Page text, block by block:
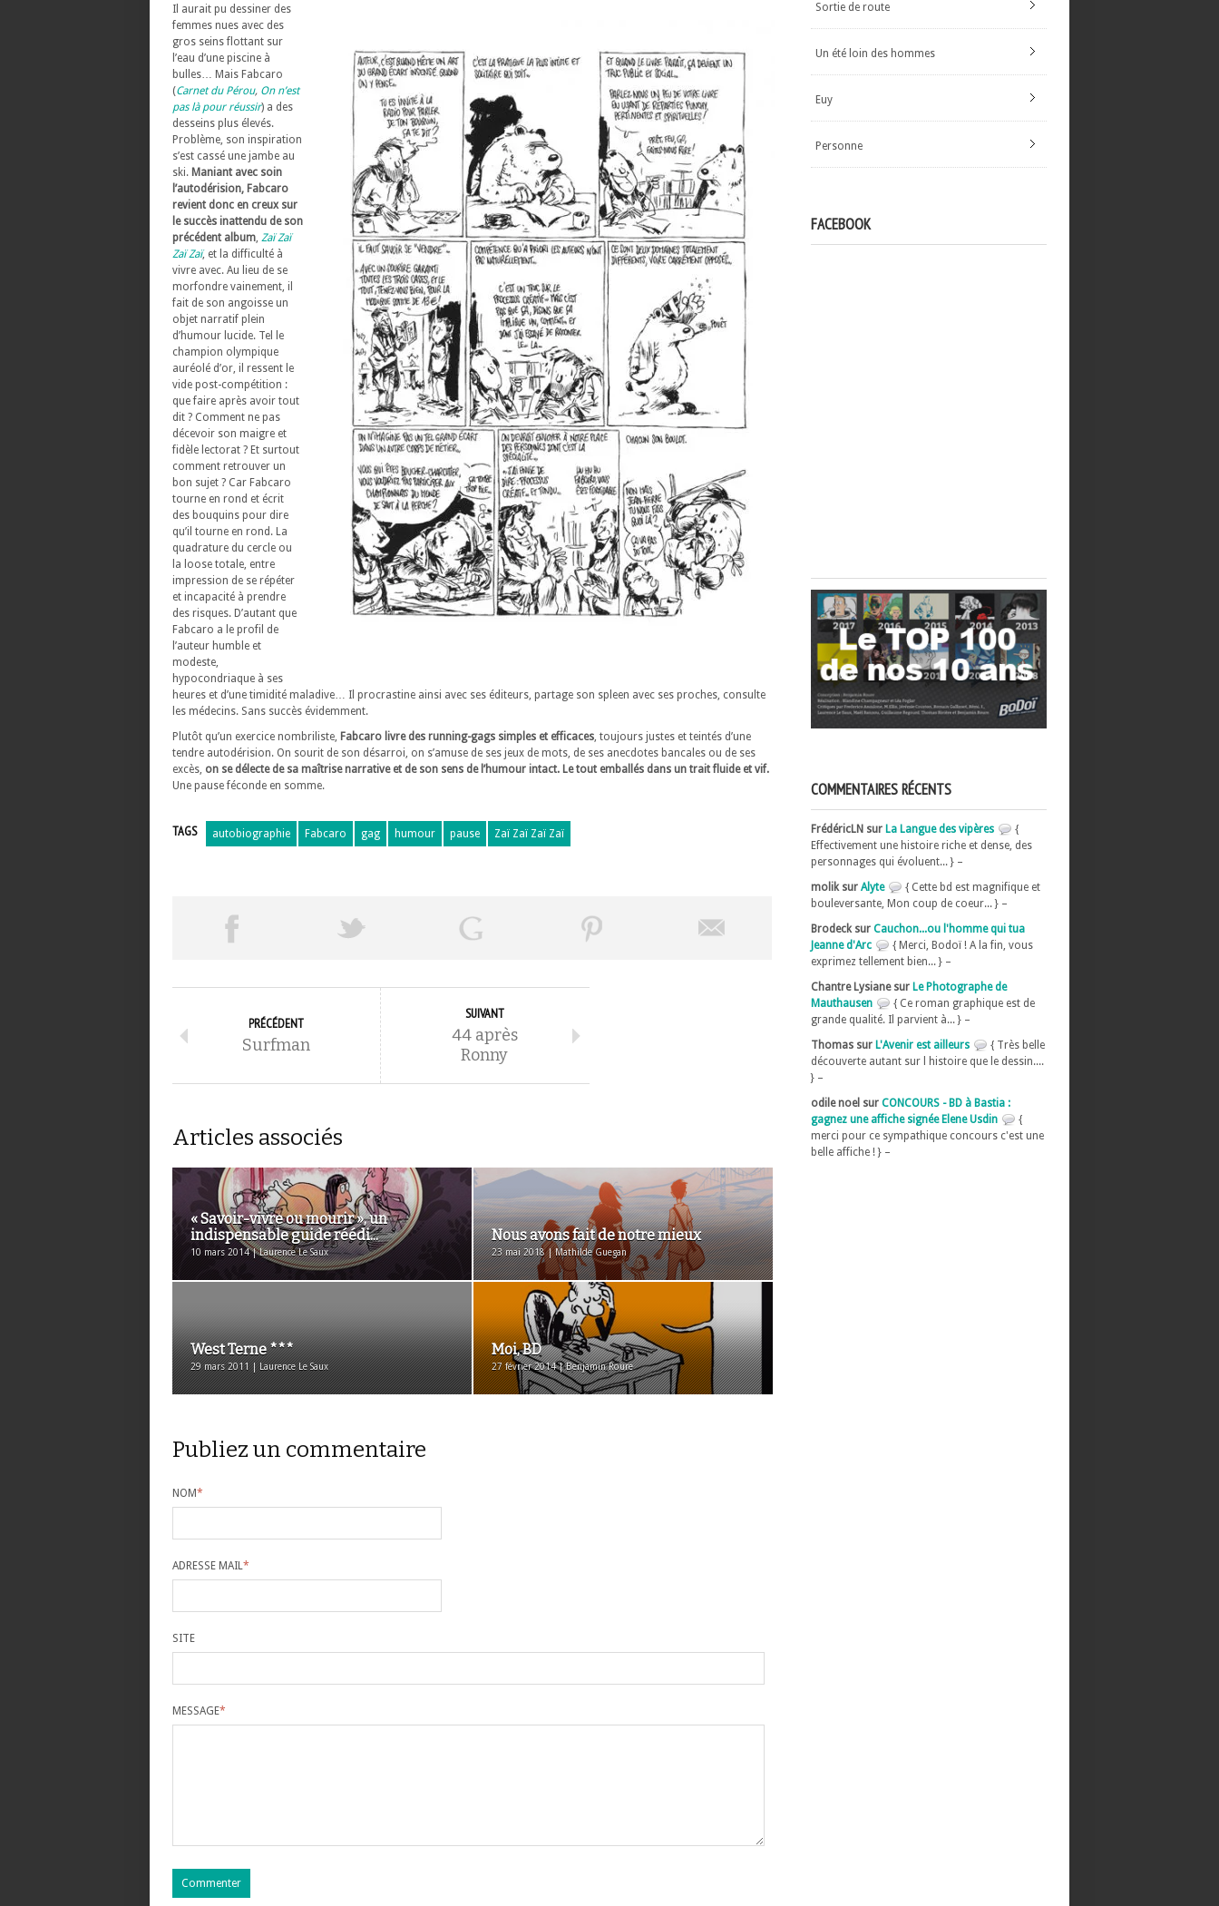
Il aurait pu dessiner des
femmes nues avec des
gros seins flottant sur
l’eau d’une piscine à
bulles… Mais Fabcaro
(Carnet du Pérou, On n’est
pas là pour réussir) a des
desseins plus élevés.
Problème, son inspiration
s’est cassé une jambe au
ski. Maniant avec soin
l’autodérision, Fabcaro
revient donc en creux sur
le succès inattendu de son
précédent album, Zaï Zaï
Zaï Zaï, et la difficulté à
vivre avec. Au lieu de se
morfondre vainement, il
fait de son angoisse un
objet narratif plein
d’humour lucide. Tel le
champion olympique
auréolé d’or, il ressent le
vide post-compétition :
que faire après avoir tout
dit ? Comment ne pas
décevoir son maigre et
fidèle lectorat ? Et surtout
comment retrouver un
bon sujet ? Car Fabcaro
tourne en rond et écrit
des bouquins pour dire
qu’il tourne en rond. La
quadrature du cercle ou
la loose totale, entre
impression de se répéter
et incapacité à prendre
des risques. D’autant que
Fabcaro a le profil de
l’auteur humble et
modeste,
hypocondriaque à ses
heures et d’une timidité maladive… Il procrastine ainsi avec ses éditeurs, partage son spleen avec ses proches, consulte
les médecins. Sans succès évidemment.
Plutôt qu’un exercice nombriliste, Fabcaro livre des running-gags simples et efficaces, toujours justes et teintés d’une
tendre autodérision. On sourit de son désarroi, on s’amuse de ses jeux de mots, de ses anecdotes bancales ou de ses
excès, on se délecte de sa maîtrise narrative et de son sens de l’humour intact. Le tout emballés dans un trait fluide et vif.
Une pause féconde en somme.
TAGS autobiographie Fabcaro gag humour pause Zaï Zaï Zaï Zaï
PRÉCÉDENT
Surfman
SUIVANT
44 après
Ronny
Articles associés
« Savoir-vivre ou mourir », un
indispensable guide réédi...
10 mars 2014 | Laurence Le Saux
Nous avons fait de notre mieux
23 mai 2018 | Mathilde Guegan
West Terne ***
29 mars 2011 | Laurence Le Saux
Moi, BD
27 février 2014 | Benjamin Roure
Publiez un commentaire
NOM*
ADRESSE MAIL*
SITE
MESSAGE*
Sortie de route
Un été loin des hommes
Euy
Personne
FACEBOOK
COMMENTAIRES RÉCENTS
FrédéricLN sur La Langue des vipères
{
Effectivement une histoire riche et dense, des
personnages qui évoluent... } –
molik sur Alyte
{ Cette bd est magnifique et
bouleversante, Mon coup de coeur... } –
Brodeck sur Cauchon...ou l'homme qui tua
Jeanne d'Arc
{ Merci, Bodoï ! A la fin, vous
exprimez tellement bien... } –
Chantre Lysiane sur Le Photographe de
Mauthausen
{ Ce roman graphique est de
grande qualité. Il parvient à... } –
Thomas sur L'Avenir est ailleurs
{ Très belle
découverte autant sur l histoire que le dessin....
} –
odile noel sur CONCOURS - BD à Bastia :
gagnez une affiche signée Elene Usdin
{
merci pour ce sympathique concours c'est une
belle affiche ! } –